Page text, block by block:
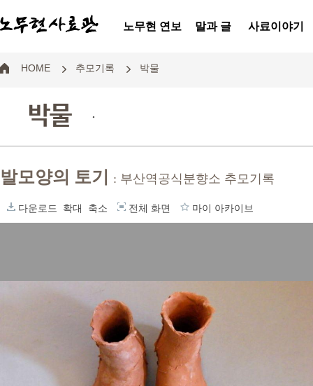
노무현 연보 말과 글 사료이야기
HOME 추모기록 박물
박물 .
발모양의 토기 : 부산역공식분향소 추모기록
다운로드 확대 축소 전체 화면 마이 아카이브